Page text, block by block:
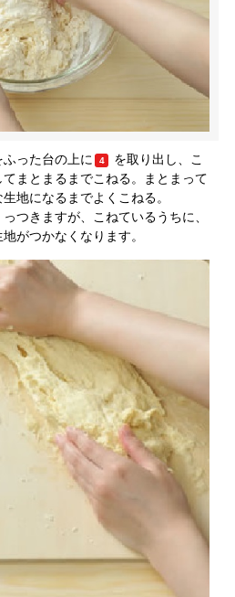
った台の上に 4
を取り出し、こ
まとまるまでこねる。まとまって
地になるまでよくこねる。
つきますが、こねているうちに、
がつかなくなります。